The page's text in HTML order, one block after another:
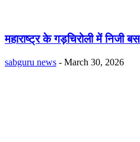
महाराष्ट्र के गड़चिरोली में निजी
sabguru news - March 30, 2026